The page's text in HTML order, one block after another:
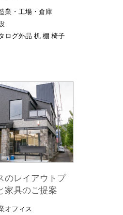
業・工場・倉庫
ログ外品 机 棚 椅子
のレイアウトプ
家具のご提案
オフィス